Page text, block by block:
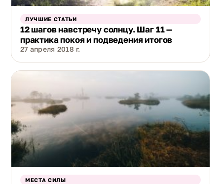
ЛУЧШИЕ СТАТЬИ
12 шагов навстречу солнцу. Шаг 11 —
практика покоя и подведения итогов
27 апреля 2018 г.
МЕСТА СИЛЫ